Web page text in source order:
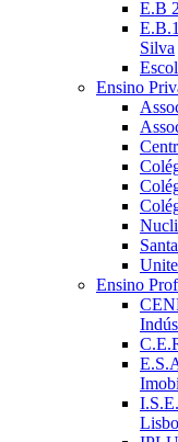
E.B
Silva
Ensino
Ensino